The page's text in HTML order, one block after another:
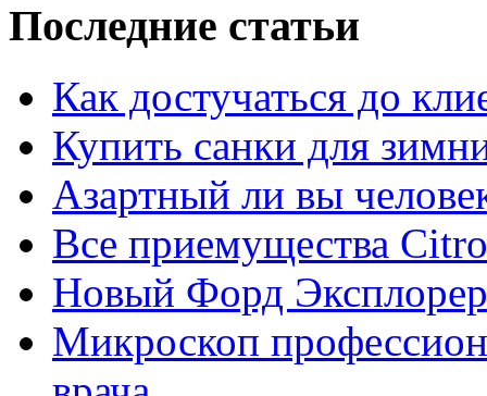
Последние статьи
Как достучаться до
Купить санки для
Азартный ли вы
Все приемущества
Новый Форд
Микроскоп